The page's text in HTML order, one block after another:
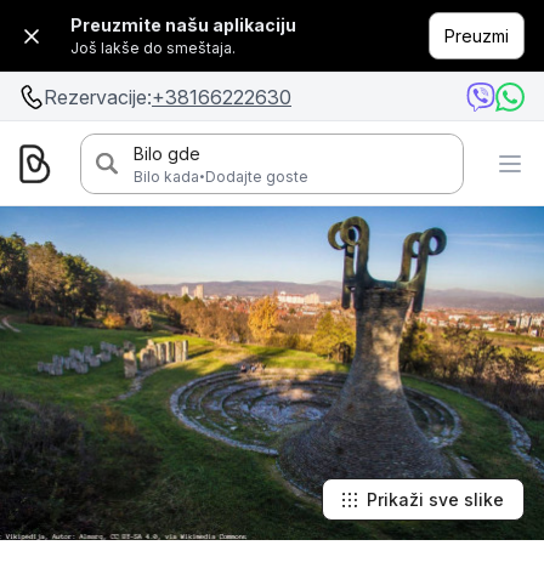
Preuzmite našu aplikaciju
Još lakše do smeštaja.
Preuzmi
Rezervacije:+38166222630
Bilo gde
Bilo kada·Dodajte goste
Prikaži sve slike